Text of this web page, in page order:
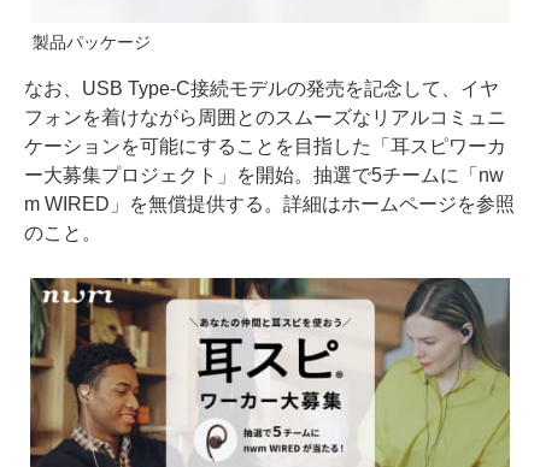
製品パッケージ
なお、USB Type-C接続モデルの発売を記念して、イヤ
フォンを着けながら周囲とのスムーズなリアルコミュニ
ケーションを可能にすることを目指した「耳スピワーカ
ー大募集プロジェクト」を開始。抽選で5チームに「nw
m WIRED」を無償提供する。詳細はホームページを参照
のこと。